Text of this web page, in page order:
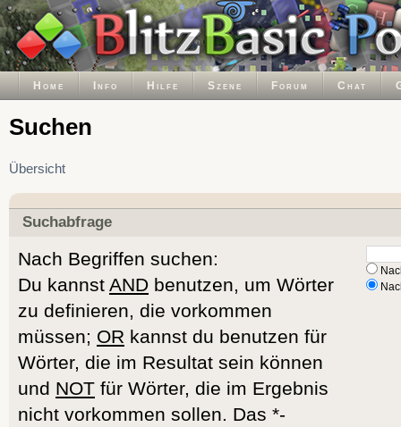
Home Info Hilfe Szene Forum Chat
Suchen
Übersicht
Suchabfrage
Nach Begriffen suchen:
Du kannst AND benutzen, um Wörter
zu definieren, die vorkommen
müssen; OR kannst du benutzen für
Wörter, die im Resultat sein können
und NOT für Wörter, die im Ergebnis
nicht vorkommen sollen. Das *-